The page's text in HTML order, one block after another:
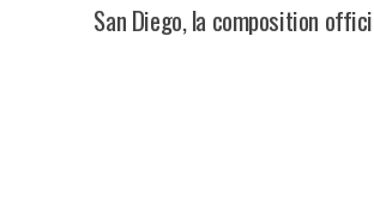
San Diego, la composition